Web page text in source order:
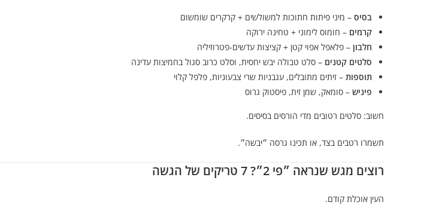
בסיס – מיני פיתות חתוכות למשולשים + קרקרים שומשום
קרמים – חומוס לימוני + טחינה ירוקה
חלבון – פלאפל אפוי קטן + קציצות עדשים-פטרוזיליה
סלטים קטנים – סלט טבולה יבש יחסית, וסלט כרוב סגול בחמיצות עדינה
תוספות – זיתים מתובלים, עגבניות שרי צבעוניות, פלפל קלוי
פיניש – סומאק, שמן זית, פיסטוק גרוס
חשוב: סלטים רטובים מדי הורסים בסיסים.
תשמרו רטבים בצד, או תכינו גרסה ״יבשה״.
רוצים מגש שנראה ״פי 2״? 7 טריקים של הגשה
העין אוכלת קודם.